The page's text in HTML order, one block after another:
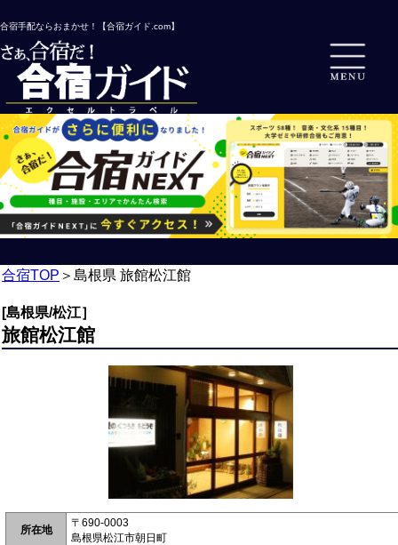
合宿手配ならおまかせ！【合宿ガイド.com】
合宿TOP ＞ 島根県 旅館松江館
[島根県/松江］
旅館松江館
所在地
〒690-0003
島根県松江市朝日町